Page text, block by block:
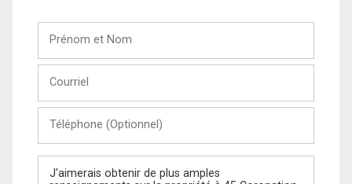
Nom
(Optionnel)
Message